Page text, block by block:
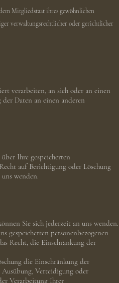
Mitgliedstaat ihres gewöhnlichen
verwaltungsrechtlicher oder gerichtlicher
verarbeiten, an sich oder an einen
Daten an einen anderen
Ihre gespeicherten
auf Berichtigung oder Löschung
wenden.
Sie sich jederzeit an uns wenden.
gespeicherten personenbezogenen
Recht, die Einschränkung der
die Einschränkung der
Verteidigung oder
Verarbeitung Ihrer